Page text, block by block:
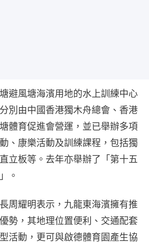
避風塘海濱用地的水上訓練中心
別由中國香港獨木舟總會、香港
體育促進會營運，並已舉辦多項
、康樂活動及訓練課程，包括獨
立板等。去年亦舉辦了「第十五
。
周耀明表示，九龍東海濱擁有推
勢，其地理位置便利、交通配套
活動，更可與啟德體育園產生協